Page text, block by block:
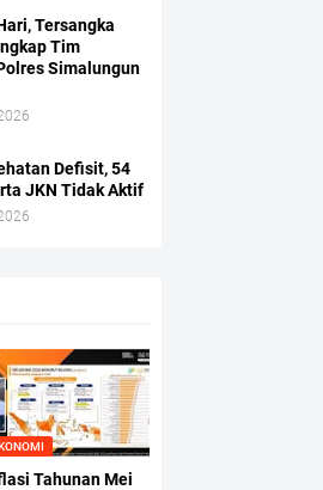
Tersangka
Tim
Simalungun
Defisit, 54
JKN Tidak Aktif
Tahunan Mei